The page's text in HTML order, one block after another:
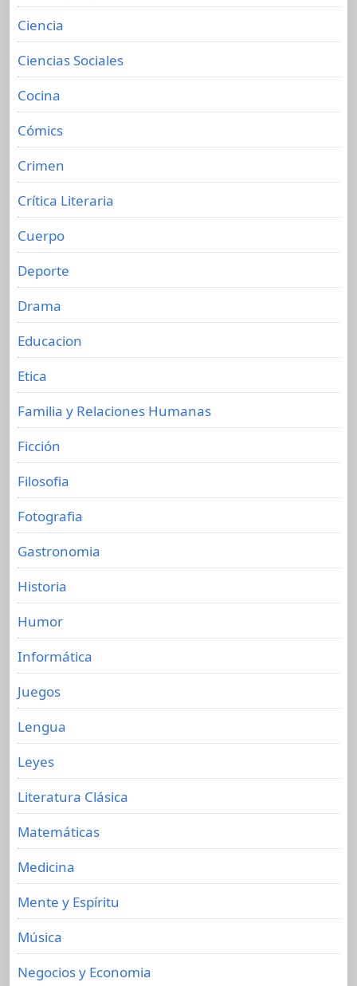
Ciencia
Ciencias Sociales
Cocina
Cómics
Crimen
Crítica Literaria
Cuerpo
Deporte
Drama
Educacion
Etica
Familia y Relaciones Humanas
Ficción
Filosofia
Fotografia
Gastronomia
Historia
Humor
Informática
Juegos
Lengua
Leyes
Literatura Clásica
Matemáticas
Medicina
Mente y Espíritu
Música
Negocios y Economia